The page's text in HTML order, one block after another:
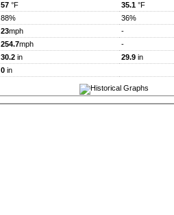
57 °F 35.1 °F
88%
36%
23mph
-
254.7mph
-
30.2 in 29.9 in
0 in